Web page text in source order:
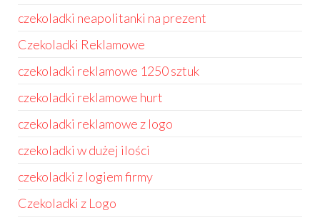
czekoladki neapolitanki na prezent
Czekoladki Reklamowe
czekoladki reklamowe 1250 sztuk
czekoladki reklamowe hurt
czekoladki reklamowe z logo
czekoladki w dużej ilości
czekoladki z logiem firmy
Czekoladki z Logo